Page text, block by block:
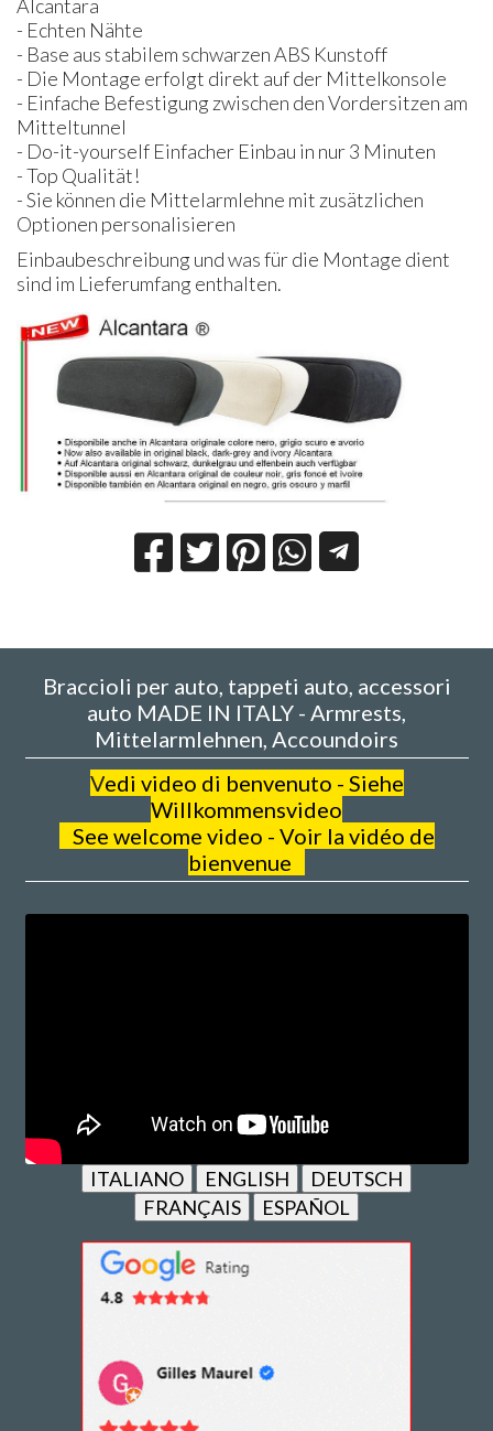
Alcantara
- Echten Nähte
- Base aus stabilem schwarzen ABS Kunstoff
- Die Montage erfolgt direkt auf der Mittelkonsole
- Einfache Befestigung zwischen den Vordersitzen am
Mitteltunnel
- Do-it-yourself Einfacher Einbau in nur 3 Minuten
- Top Qualität!
- Sie können die Mittelarmlehne mit zusätzlichen
Optionen personalisieren
Einbaubeschreibung und was für die Montage dient
sind im Lieferumfang enthalten.
Braccioli per auto, tappeti auto, accessori
auto MADE IN ITALY - Armrests,
Mittelarmlehnen, Accoundoirs
Vedi video di benvenuto - Siehe
Willkommensvideo
See welcome video - Voir la vidéo de
bienvenue
ITALIANO ENGLISH
DEUTSCH
FRANÇAIS
ESPAÑOL